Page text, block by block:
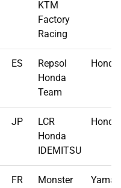
KTM
Factory
Racing
ES
Repsol
Honda
Team
Honda
JP
LCR
Honda
IDEMITSU
Honda
FR
Monster